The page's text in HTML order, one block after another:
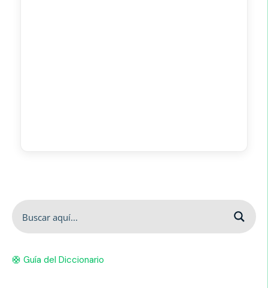
🛟 Guía del Diccionario